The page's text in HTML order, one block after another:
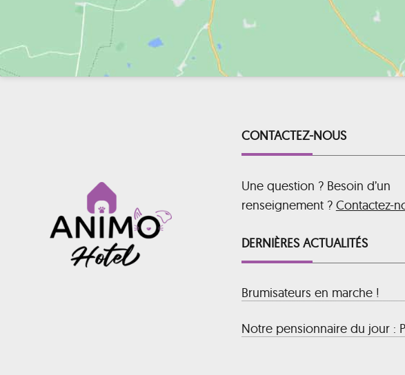
CONTACTEZ-NOUS
Une question ? Besoin d’un
renseignement ? Contactez-
DERNIÈRES ACTUALITÉS
Brumisateurs en marche !
Notre pensionnaire du jour :